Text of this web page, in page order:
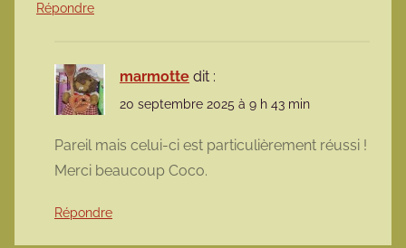
Répondre
marmotte dit :
20 septembre 2025 à 9 h 43 min
Pareil mais celui-ci est particulièrement réussi !
Merci beaucoup Coco.
Répondre